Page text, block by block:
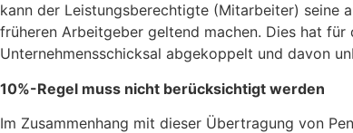
kann der Leistungsberechtigte (Mitarbeiter) seine
früheren Arbeitgeber geltend machen. Dies hat
Unternehmensschicksal abgekoppelt und davon
10%-Regel muss nicht berücksichtigt werden
Im Zusammenhang mit dieser Übertragung von